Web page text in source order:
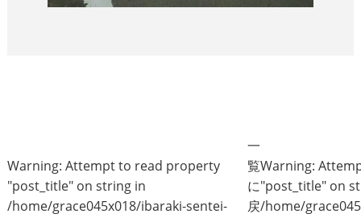
Warning: Attempt to read property
"post_title" on string in
/home/grace045x018/ibaraki-sentei-
一
覧
に
戻
Warning:
"post_title" on
/home/